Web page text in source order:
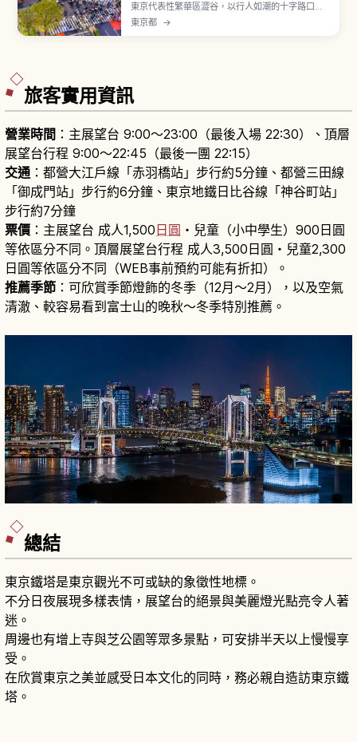
東京代表性繁華區澀谷，以行人如潮的十字路口、
忠犬八公像、SHIBUYA109 以及 MIYASHITA
東京都 →
旅客實用資訊
營業時間 ：主展望台 9:00〜23:00（最後入場 22:30）、頂層
展望台行程 9:00〜22:45（最後一團 22:15）
交通 ：都營大江戶線「赤羽橋站」步行約5分鐘、都營三田線
「御成門站」步行約6分鐘、東京地鐵日比谷線「神谷町站」
步行約7分鐘
票價 ：主展望台 成人1,500 日圓 ・兒童（小中學生）900日圓
等依區分不同。頂層展望台行程 成人3,500日圓・兒童2,300
日圓等依區分不同（WEB事前預約可能有折扣）。
推薦季節 ：可欣賞季節燈飾的冬季（12月〜2月），以及空氣
清澈、較容易看到富士山的晚秋〜冬季特別推薦。
總結
東京鐵塔是東京觀光不可或缺的象徵性地標。
不分日夜展現多樣表情，展望台的絕景與美麗燈光點亮令人著
迷。
周邊也有增上寺與芝公園等眾多景點，可安排半天以上慢慢享
受。
在欣賞東京之美並感受日本文化的同時，務必親自造訪東京鐵
塔。